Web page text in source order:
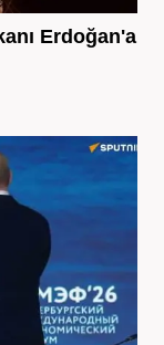
Erdoğan'a